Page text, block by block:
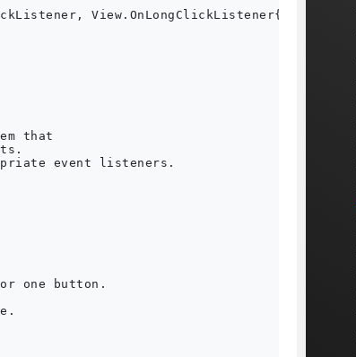
View.OnLongClickListener{
that
event listeners.
one button.